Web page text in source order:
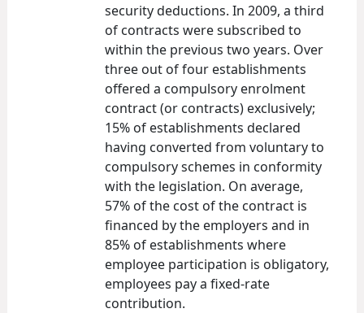
security deductions. In 2009, a third
of contracts were subscribed to
within the previous two years. Over
three out of four establishments
offered a compulsory enrolment
contract (or contracts) exclusively;
15% of establishments declared
having converted from voluntary to
compulsory schemes in conformity
with the legislation. On average,
57% of the cost of the contract is
financed by the employers and in
85% of establishments where
employee participation is obligatory,
employees pay a fixed-rate
contribution.